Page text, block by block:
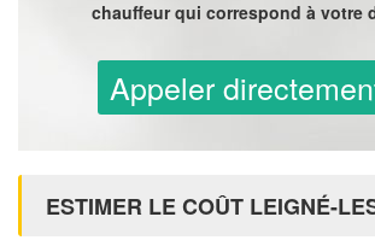
chauffeur qui correspond à votre
Appeler
ESTIMER LE COÛT LEIGNÉ-